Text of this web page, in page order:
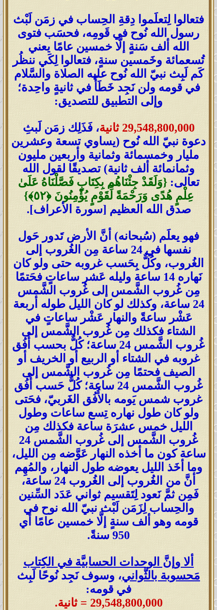
فتعالوا لِتعلَموا دِقةِ الحِساب في زمَن لَبْث
رسول الله نُوح في قَومِه، فحسَب فتوى
الله ألف سَنةٍ إلَّا خمسين عامًا يعني
تُسعمائة وخَمسين سنةٍ، فتعالوا لِكَي ننظُر
كَم لَبِث نبيّ الله نُوح عليه الصلاة والسَّلام
في قومه ولن نَجِد خَطَأً في ثانيةٍ واحِدة؛
وإلى التطبيق للتصديق:
29,548,800,000 ثانية
، فَذَلِك زمَن لَبثِ
دعوة نبيّ الله نُوح (يساوي تسعة وعشرين
مليار وخمسمائة وثمانية وأربعين مليون
وثمانمائة ألف ثانية) تصديقًا لقول الله
تعالى:{وَلَقَدْ جِئْنَاهُم بِكِتَابٍ فَصَّلْنَاهُ عَلَىٰ
عِلْمٍ هُدًى وَرَحْمَةً لِّقَوْمٍ يُؤْمِنُونَ ‎﴿٥٢﴾‏}
صدق الله العظيم [سورة الأعراف].
فهو يعلَم (سُبحانه) أنَّ الأرض تَدور حَول
نفسها في 24 ساعة مِن الغُروب إلى
الغُروب، وكُلٌّ بِحَسب غروبه حتى ولو كان
نَهاره 14 ساعة وليله عَشر ساعاتٍ فحَتمًا
مِن غُروب الشَّمس إلى غُروب الشَّمس
24 ساعة، وكذلك لو كان الليل طوله أربعة
عَشْر ساعةً والنهار عَشْر ساعاتٍ في
الشتاء فكذلك مِن غُروب الشَّمس إلى
غُروب الشَّمس 24 ساعة؛ كُلٌّ بحسب أُفُق
غروبه في الشتاء أو الربيع أو الخريف أو
الصيف فحتمًا مِن غُروب الشَّمس إلى
غُروب الشَّمس 24 ساعة؛ كُلٌّ حَسب أُفُق
غروب شمس يَومه بالأُفُق الغَربيّ، فحَتى
ولو كان طول نهاره تِسع ساعات وطول
الليل خمس عشرَة ساعة فكذلك مِن
غُروب الشَّمس إلى غُروب الشَّمس 24
ساعة كون ما أخذه النهار عَوَّضه مِن الليل،
وما أخَذ الليل يعوضه طول النهار، والمُهِم
أنَّ من الغُروب إلى الغُروب 24 ساعة،
فَمِن ثمَّ نَعود لِتَقسيم ثواني عَدَد السِّنين
والحِساب لِزَمَن لَبْث نبيّ الله نوح في
قومه وهو ألف سنةٍ إلَّا خمسين عامًا أي
950 سنةً.
ألا وإنَّ الوحدات الحسابيَّة في الكِتاب
مَحسوبة بالثَّواني، وسوف نَجِد نُوحًا لَبِث
في قومه:
29,548,800,000 = ثانية.